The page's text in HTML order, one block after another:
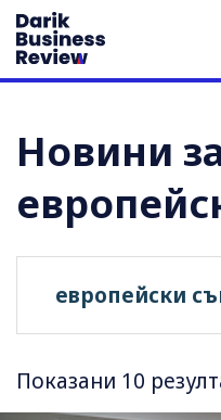
Новини
Показани 10